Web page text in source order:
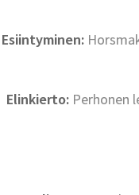
Esiintyminen:
Elinkierto:Perhonen